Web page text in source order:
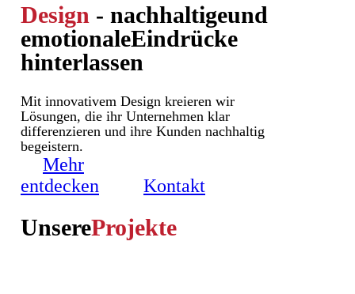
Design - nachhaltigeund
emotionaleEindrücke
hinterlassen
Mit innovativem Design kreieren wir
Lösungen, die ihr Unternehmen klar
differenzieren und ihre Kunden nachhaltig
begeistern.
Mehr
entdecken
Kontakt
UnsereProjekte